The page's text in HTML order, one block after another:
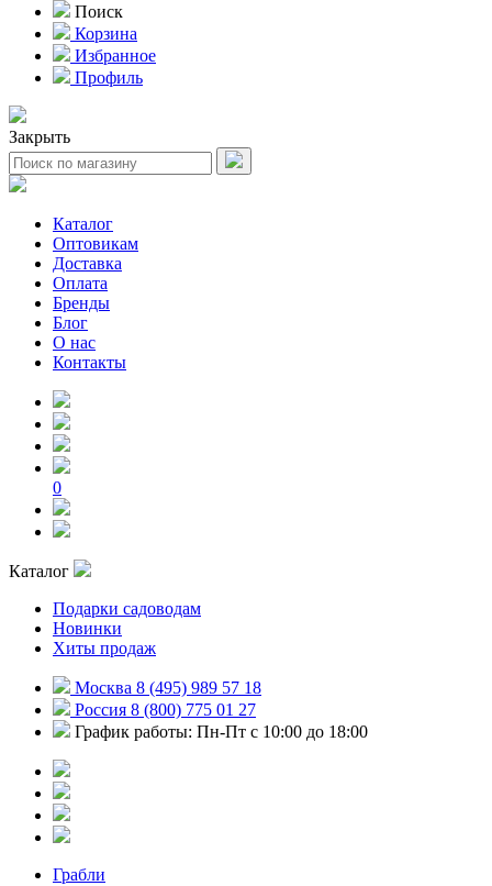
Поиск
Корзина
Избранное
Профиль
Закрыть
Каталог
Оптовикам
Доставка
Оплата
Бренды
Блог
О нас
Контакты
0
Каталог
Подарки садоводам
Новинки
Хиты продаж
Москва 8 (495) 989 57 18
Россия 8 (800) 775 01 27
График работы: Пн-Пт с 10:00 до 18:00
Грабли